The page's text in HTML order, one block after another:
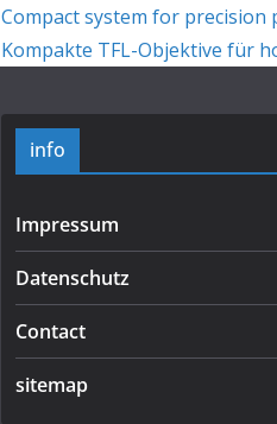
Compact system for
Kompakte TFL-Objektive für
info
Impressum
Datenschutz
Contact
sitemap